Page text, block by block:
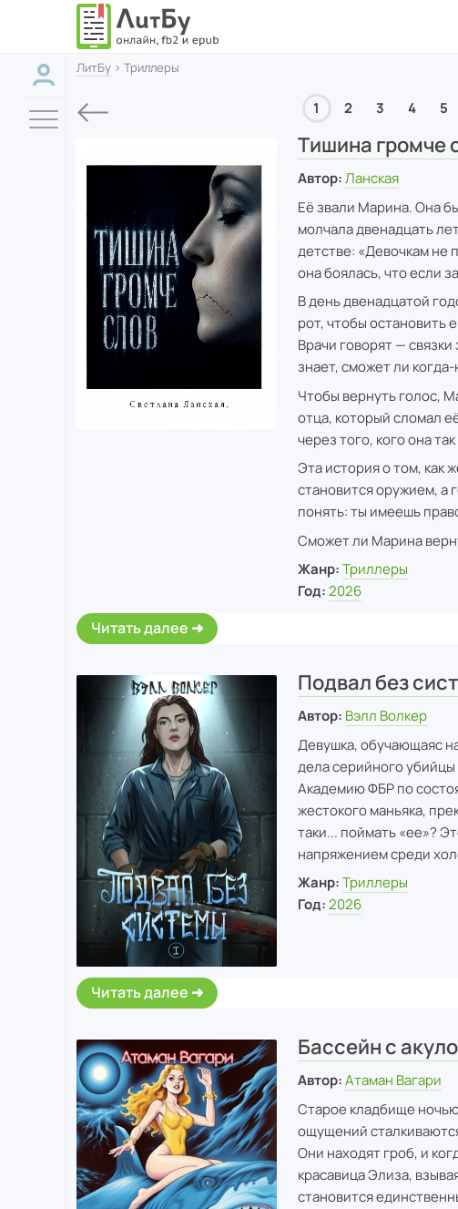
ЛитБу › Триллеры
1 2 3 4 5
Тишина громче
Автор: Ланская
Её звали Марина. Она
молчала двенадцать
детстве: «Девочкам не
она боялась, что если
В день двенадцатой
рот, чтобы остановить
Врачи говорят —
знает, сможет ли
Чтобы вернуть голос,
отца, который сломал
через того, кого она
Эта история о том, как
становится оружием, а
понять: ты имеешь
Сможет ли Марина
Жанр: Триллеры
Год: 2026
Читать далее
Подвал без
Автор: Вэлл Волкер
Девушка, обучающаяс
дела серийного
Академию ФБР по
жестокого маньяка,
таки... поймать «ee»?
напряжением среди
Жанр: Триллеры
Год: 2026
Читать далее
Бассейн с
Автор: Атаман Вагари
Старое кладбище
ощущений
Они находят гроб, и
красавица Элиза,
становится